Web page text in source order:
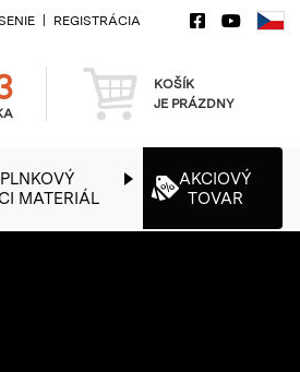
REGISTRÁCIA
Košík
KOŠÍK
JE PRÁZDNY
MATERIÁL
AKCIOVÝ
TOVAR